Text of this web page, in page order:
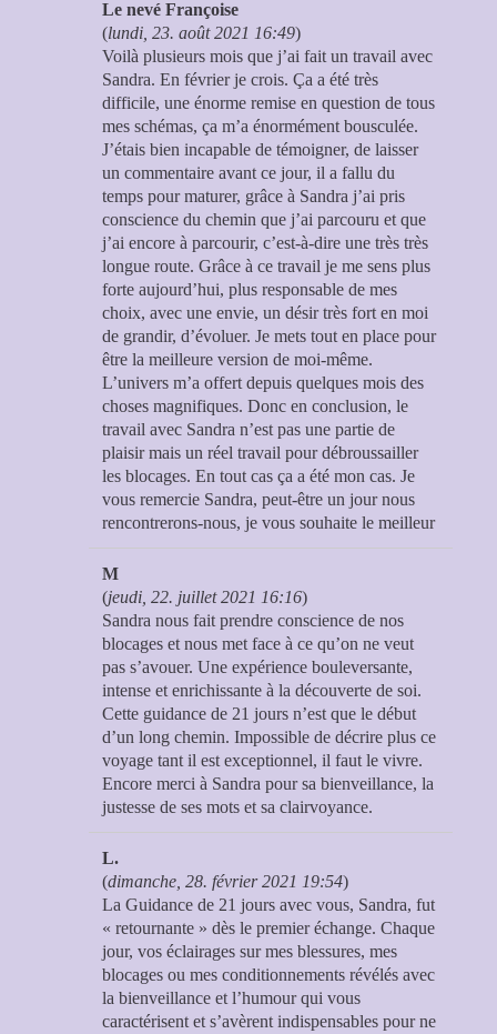
Le nevé Françoise
(lundi, 23. août 2021 16:49)
Voilà plusieurs mois que j’ai fait un travail avec
Sandra. En février je crois. Ça a été très
difficile, une énorme remise en question de tous
mes schémas, ça m’a énormément bousculée.
J’étais bien incapable de témoigner, de laisser
un commentaire avant ce jour, il a fallu du
temps pour maturer, grâce à Sandra j’ai pris
conscience du chemin que j’ai parcouru et que
j’ai encore à parcourir, c’est-à-dire une très très
longue route. Grâce à ce travail je me sens plus
forte aujourd’hui, plus responsable de mes
choix, avec une envie, un désir très fort en moi
de grandir, d’évoluer. Je mets tout en place pour
être la meilleure version de moi-même.
L’univers m’a offert depuis quelques mois des
choses magnifiques. Donc en conclusion, le
travail avec Sandra n’est pas une partie de
plaisir mais un réel travail pour débroussailler
les blocages. En tout cas ça a été mon cas. Je
vous remercie Sandra, peut-être un jour nous
rencontrerons-nous, je vous souhaite le meilleur
M
(jeudi, 22. juillet 2021 16:16)
Sandra nous fait prendre conscience de nos
blocages et nous met face à ce qu’on ne veut
pas s’avouer. Une expérience bouleversante,
intense et enrichissante à la découverte de soi.
Cette guidance de 21 jours n’est que le début
d’un long chemin. Impossible de décrire plus ce
voyage tant il est exceptionnel, il faut le vivre.
Encore merci à Sandra pour sa bienveillance, la
justesse de ses mots et sa clairvoyance.
L.
(dimanche, 28. février 2021 19:54)
La Guidance de 21 jours avec vous, Sandra, fut
« retournante » dès le premier échange. Chaque
jour, vos éclairages sur mes blessures, mes
blocages ou mes conditionnements révélés avec
la bienveillance et l’humour qui vous
caractérisent et s’avèrent indispensables pour ne